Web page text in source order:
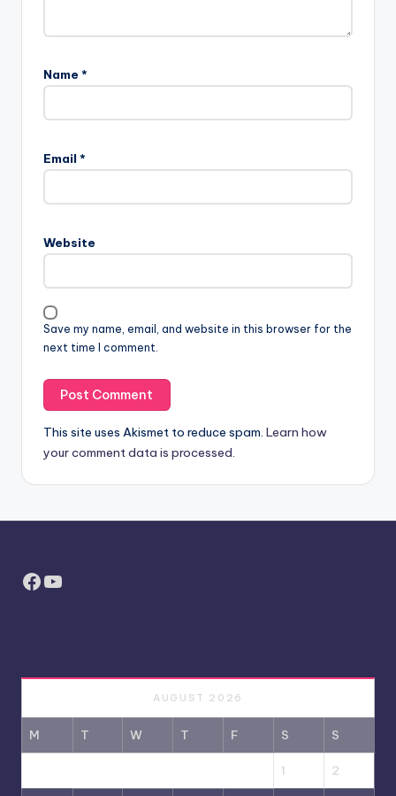
Name *
Email *
Website
Save my name, email, and website in this browser for the
next time I comment.
This site uses Akismet to reduce spam. Learn how
your comment data is processed.
Facebook
YouTube
AUGUST 2026
M T W T F S S
1 2